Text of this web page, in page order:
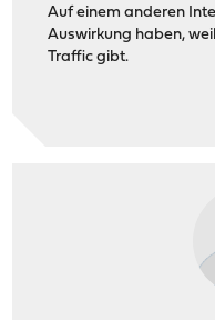
Auf einem anderen
Auswirkung haben,
Traffic gibt.